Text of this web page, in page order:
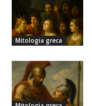
Mitologia greca